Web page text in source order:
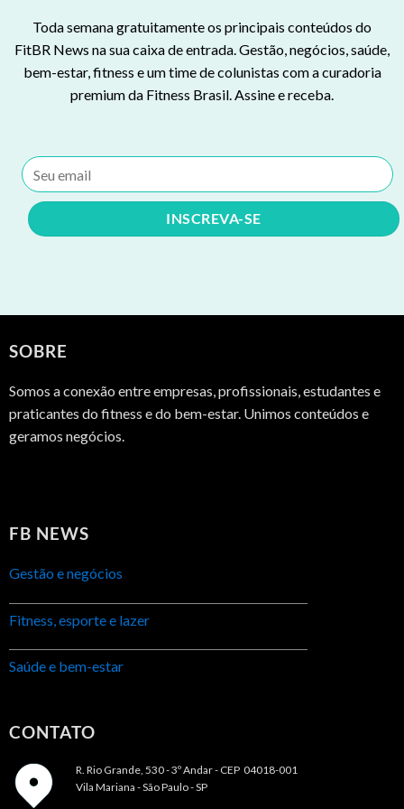
Toda semana gratuitamente os principais conteúdos do
FitBR News na sua caixa de entrada. Gestão, negócios, saúde,
bem-estar, fitness e um time de colunistas com a curadoria
premium da Fitness Brasil. Assine e receba.
SOBRE
Somos a conexão entre empresas, profissionais, estudantes e
praticantes do fitness e do bem-estar. Unimos conteúdos e
geramos negócios.
FB NEWS
Gestão e negócios
Fitness, esporte e lazer
Saúde e bem-estar
CONTATO
R. Rio Grande, 530 - 3º Andar - CEP 04018-001
Vila Mariana - São Paulo - SP